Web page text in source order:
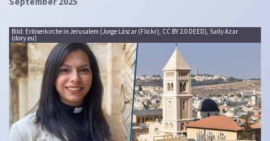
Bild: Erlöserkirche in Jerusalem (Jorge Láscar (Flickr), CC BY 2.0 DEED), Sally Azar
(dory.eu)